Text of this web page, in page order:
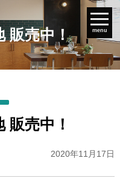
menu
販売中！
販売中！
2020年11月17日